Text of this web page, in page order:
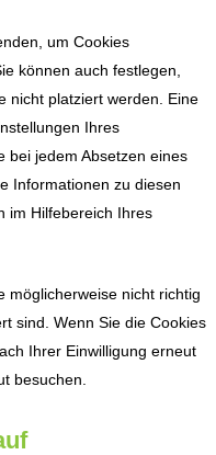
um Cookies
können auch festlegen,
nicht platziert werden. Eine
Ihres
bei jedem Absetzen eines
Informationen zu diesen
im Hilfebereich Ihres
möglicherweise nicht richtig
sind. Wenn Sie die Cookies
Ihrer Einwilligung erneut
besuchen.